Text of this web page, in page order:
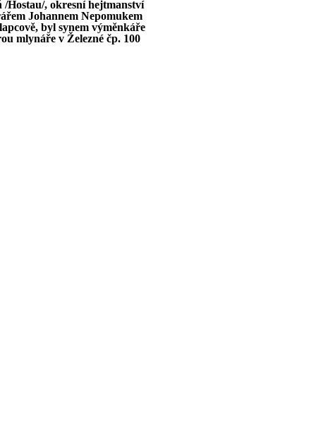
/Hostau/, okresní hejtmanství
Johannem Nepomukem
byl synem výměnkáře
mlynáře v Železné čp. 100